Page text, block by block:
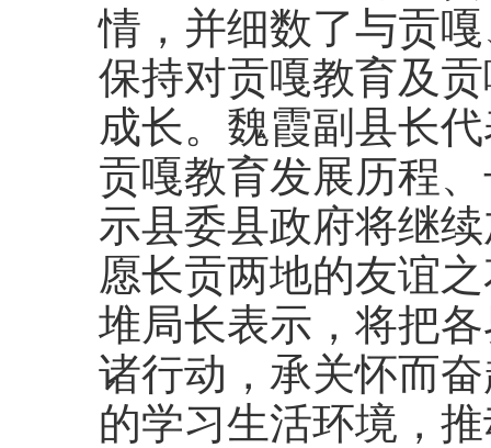
情，并细数了与贡
保持对贡嘎教育及
成长。魏霞副县长
贡嘎教育发展历程
示县委县政府将继
愿长贡两地的友谊
堆局长表示，将把
诸行动，承关怀而
的学习生活环境，